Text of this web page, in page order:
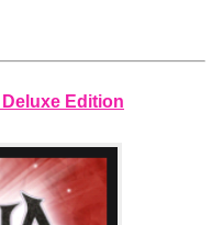
Deluxe Edition